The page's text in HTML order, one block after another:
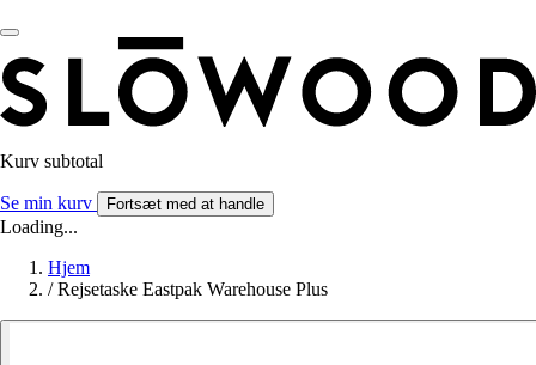
Kurv subtotal
Se min kurv Fortsæt med at handle
Loading...
Hjem
/ Rejsetaske Eastpak Warehouse Plus